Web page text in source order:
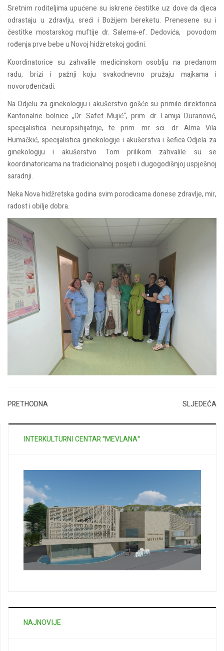
Sretnim roditeljima upućene su iskrene čestitke uz dove da djeca
odrastaju u zdravlju, sreći i Božijem bereketu. Prenesene su i
čestitke mostarskog muftije dr. Salema-ef. Dedovića, povodom
rođenja prve bebe u Novoj hidžretskoj godini.
Koordinatorice su zahvalile medicinskom osoblju na predanom
radu, brizi i pažnji koju svakodnevno pružaju majkama i
novorođenčadi.
Na Odjelu za ginekologiju i akušerstvo gošće su primile direktorica
Kantonalne bolnice „Dr. Safet Mujić“, prim. dr. Lamija Duranović,
specijalistica neuropsihijatrije, te prim. mr. sci. dr. Alma Vila
Humačkić, specijalistica ginekologije i akušerstva i šefica Odjela za
ginekologiju i akušerstvo. Tom prilikom zahvalile su se
koordinatoricama na tradicionalnoj posjeti i dugogodišnjoj uspješnoj
saradnji.
Neka Nova hidžretska godina svim porodicama donese zdravlje, mir,
radost i obilje dobra.
PRETHODNA SLJEDEĆA
INTERKULTURNI CENTAR "MEVLANA"
NAJNOVIJE